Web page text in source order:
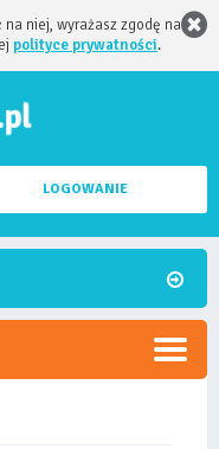
niej, wyrażasz zgodę na
polityce prywatności.
LOGOWANIE